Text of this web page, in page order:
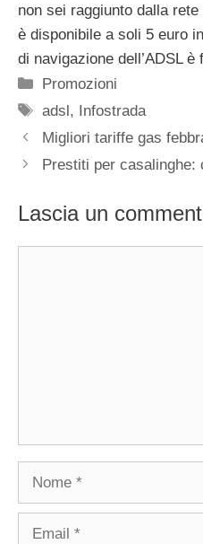
non sei raggiunto dalla
è disponibile a soli 5 euro
di navigazione dell’ADSL è
Categorie
Promozioni
Tag
adsl, Infostrada
Migliori tariffe gas
Prestiti per casalinghe:
Lascia un
Nome
Email